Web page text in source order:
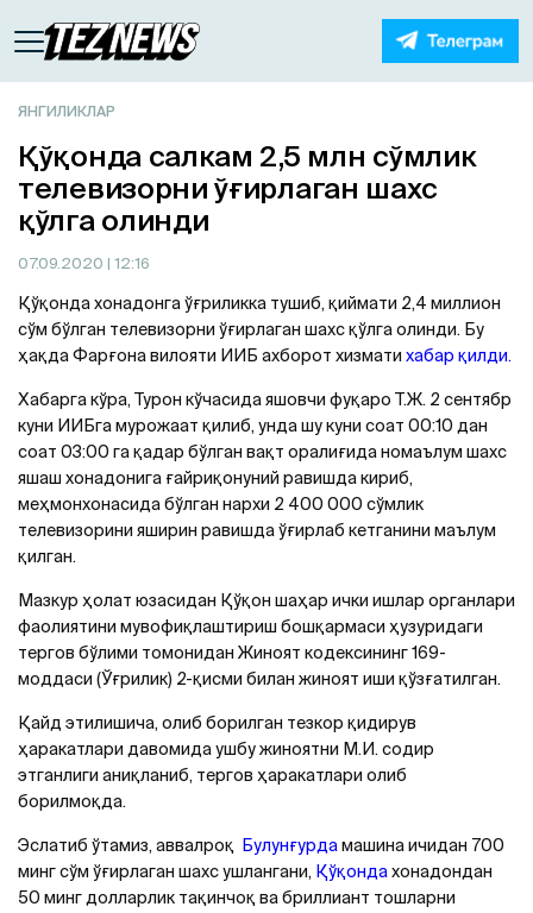
ЯНГИЛИКЛАР
Қўқонда салкам 2,5 млн сўмлик
телевизорни ўғирлаган шахс
қўлга олинди
07.09.2020 | 12:16
Қўқонда хонадонга ўғриликка тушиб, қиймати 2,4 миллион
сўм бўлган телевизорни ўғирлаган шахс қўлга олинди. Бу
ҳақда Фарғона вилояти ИИБ aхборот хизмати хабар қилди.
Хабарга кўра, Турон кўчасида яшовчи фуқаро Т.Ж. 2 сентябр
куни ИИБга мурожаат қилиб, унда шу куни соат 00:10 дан
соат 03:00 га қадар бўлган вақт оралиғида номаълум шахс
яшаш хонадонига ғайриқонуний равишда кириб,
меҳмонхонасида бўлган нархи 2 400 000 сўмлик
телевизорини яширин равишда ўғирлаб кетганини маълум
қилган.
Мазкур ҳолат юзасидан Қўқон шаҳар ички ишлар органлари
фаолиятини мувофиқлаштириш бошқармаси ҳузуридаги
тергов бўлими томонидан Жиноят кодексининг 169-
моддаси (Ўғрилик) 2-қисми билан жиноят иши қўзғатилган.
Қайд этилишича, олиб борилган тезкор қидирув
ҳаракатлари давомида ушбу жиноятни М.И. содир
этганлиги аниқланиб, тергов ҳаракатлари олиб
борилмоқда.
Эслатиб ўтамиз, аввалроқ Булунғурдамашина ичидан 700
минг сўм ўғирлаган шахс ушлангани, Қўқондахонадондан
50 минг долларлик тақинчоқ ва бриллиант тошларни